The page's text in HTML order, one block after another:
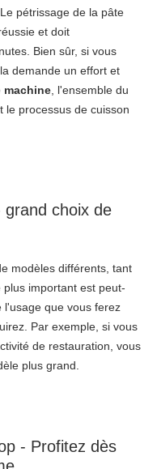
pétrissage de la pâte
et doit
Bien sûr, si vous
demande un effort et
machine, l'ensemble du
le processus de cuisson
grand choix de
modèles différents, tant
important est peut-
l'usage que vous ferez
Par exemple, si vous
de restauration, vous
plus grand.
- Profitez dès